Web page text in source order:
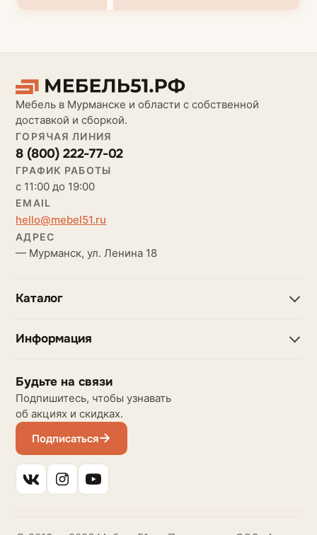
Мебель в Мурманске и области с собственной
доставкой и сборкой.
ГОРЯЧАЯ ЛИНИЯ
8 (800) 222-77-02
ГРАФИК РАБОТЫ
с 11:00 до 19:00
EMAIL
hello@mebel51.ru
АДРЕС
— Мурманск, ул. Ленина 18
Каталог
Информация
Будьте на связи
Подпишитесь, чтобы узнавать
об акциях и скидках.
Подписаться